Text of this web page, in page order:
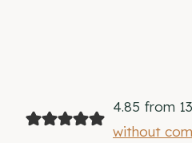
4.85 from
without